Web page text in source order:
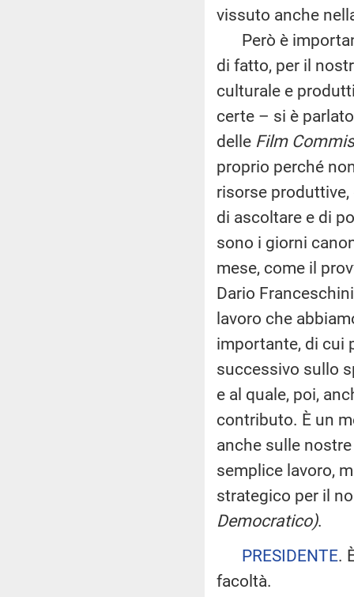
vissuto anche
Però è
di fatto, per il
culturale e
certe – si è
delle Film
proprio perché
risorse
di ascoltare e di
sono i giorni
mese, come il
Dario
lavoro che
importante, di cui
successivo sullo
e al quale, poi,
contributo. È un
anche sulle
semplice lavoro,
strategico per il
Democratico).
PRESIDENTE.
facoltà.